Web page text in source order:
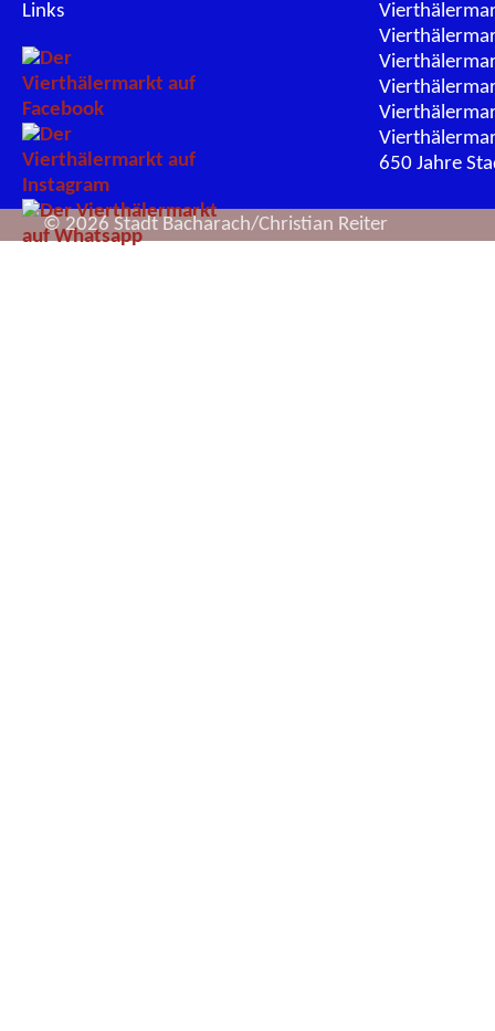
Links
650 Jahre
© 2026 Stadt Bacharach/Christian Reiter